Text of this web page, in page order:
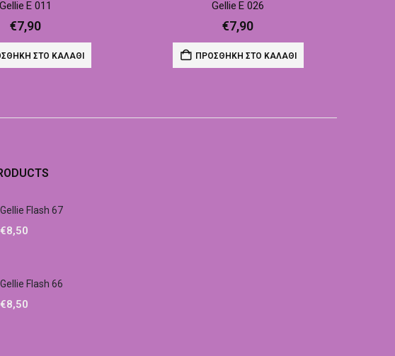
Gellie E 011
€7,90
ΣΤΟ ΚΑΛΆΘΙ
Gellie E 026
€7,90
ΠΡΟΣΘΉΚΗ ΣΤΟ ΚΑΛΆΘΙ
Gellie Flash 67
€8,50
Gellie Flash 66
€8,50